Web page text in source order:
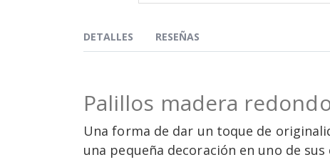
comienzo
de
imágenes
DETALLES
Palillos madera
Una forma de dar un toque de
una pequeña decoración en uno de sus
RESEÑAS